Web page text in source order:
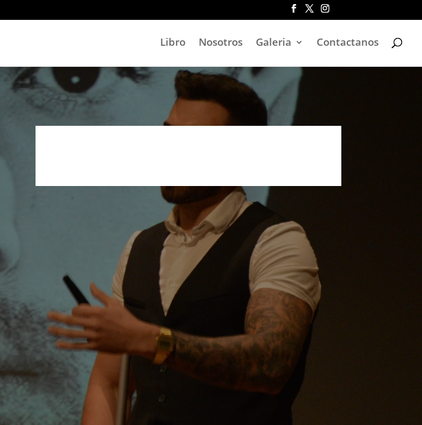
Libro Nosotros Galeria Contactanos